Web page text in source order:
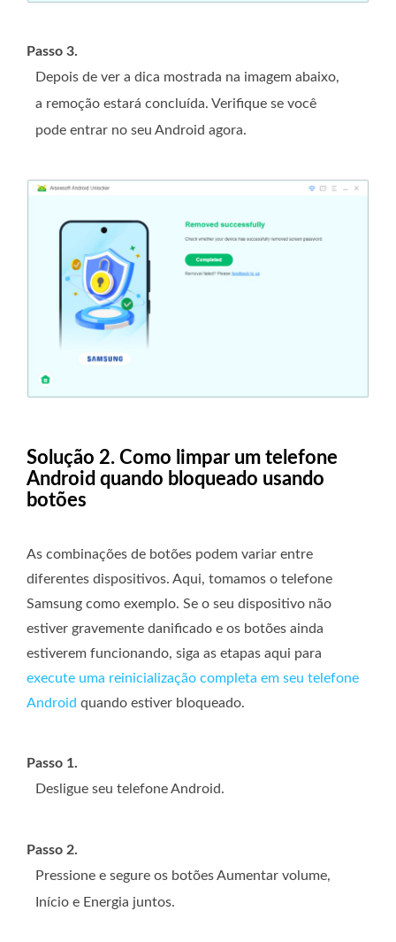
Passo 3.
Depois de ver a dica mostrada na imagem abaixo,
a remoção estará concluída. Verifique se você
pode entrar no seu Android agora.
Solução 2. Como limpar um telefone
Android quando bloqueado usando
botões
As combinações de botões podem variar entre
diferentes dispositivos. Aqui, tomamos o telefone
Samsung como exemplo. Se o seu dispositivo não
estiver gravemente danificado e os botões ainda
estiverem funcionando, siga as etapas aqui para
execute uma reinicialização completa em seu telefone
Android quando estiver bloqueado.
Passo 1.
Desligue seu telefone Android.
Passo 2.
Pressione e segure os botões Aumentar volume,
Início e Energia juntos.